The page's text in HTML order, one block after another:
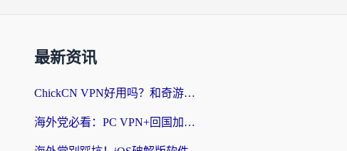
最新资讯
ChickCN VPN好用吗？和奇游手游VPN对比哪个回国效果更好？海外党亲测实用指南
海外党必看：PC VPN+回国加速器怎么选？无缝访问国内资源全攻略